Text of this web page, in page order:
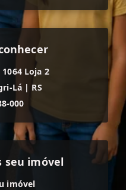
Loja 2
Lá | RS
000
seu imóvel
imóvel